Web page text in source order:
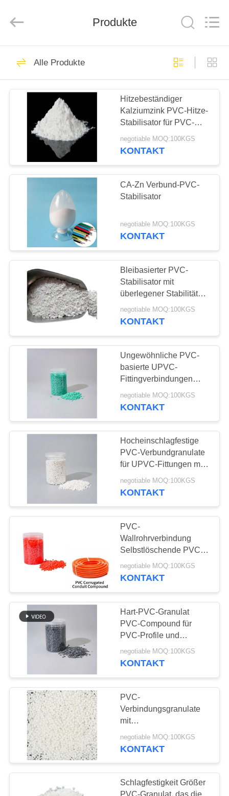
HAUS
PRODUKTE
ÜBER
FABRIK-
QUALITÄTSKONTROLLE
TRETEN
SIE
UNS
VERBINDUNG
FORDERN
SIE EIN
ZITAT
SITEMAP
PRIVACY
POLICY
Ltd..
PVC-
Hitzestabilisator
Kalziumzink-
Stabilisator
73
PVCverbundkörnchen
UPVC-Einbauteile
27
Führung basierte
PVC-Stabilisator
Industrielles
Plastifiziermittel
11
PVC-Schmiermittel
17
Produkte
Alle Produkte
Hitzebeständiger
Kalziumzink PVC-Hitze-
Stabilisator für PVC-
Einspritzung
Extrustions-Produkte
negotiable MOQ:100KGS
KONTAKT
CA-Zn Verbund-PVC-
Stabilisator
negotiable MOQ:100KGS
KONTAKT
Bleibasierter PVC-
Stabilisator mit
überlegener Stabilität
und Verarbeitung für
PVC-Rohr-
negotiable MOQ:100KGS
KONTAKT
Ungewöhnliche PVC-
basierte UPVC-
Fittingverbindungen
UPVC-Fitting und
Kugelventilherstellung
negotiable MOQ:100KGS
KONTAKT
Hocheinschlagfestige
PVC-Verbundgranulate
für UPVC-Fittungen mit
chemischer und
alterungsbeständiger
negotiable MOQ:100KGS
KONTAKT
PVC-
Wallrohrverbindung
Selbstlöschende PVC-
Faltkabel Elektrokabel
Wallrohrverbindung
negotiable MOQ:100KGS
KONTAKT
Hart-PVC-Granulat
PVC-Compound für
PVC-Profile und
Spritzguss-PVC-
Rohrverbindungsstücke
negotiable MOQ:100KGS
KONTAKT
PVC-
Verbindungsgranulate
mit
Temperaturbeständigkeit
von 80 °C
Injektions-PVC-Fittings
negotiable MOQ:100KGS
KONTAKT
Schlagfestigkeit Größer